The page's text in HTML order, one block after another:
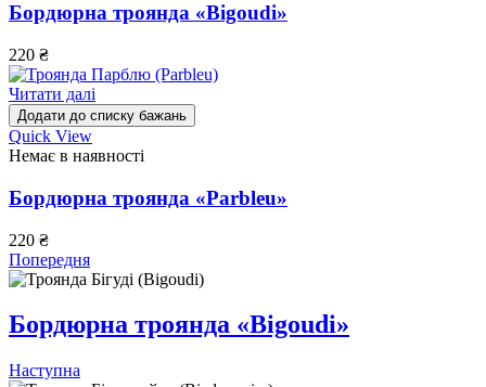
Бордюрна троянда «Bigoudi»
220 ₴
Читати далі
Додати до списку бажань
Quick View
Немає в наявності
Бордюрна троянда «Parbleu»
220 ₴
Попередня
Бордюрна троянда «Bigoudi»
Наступна